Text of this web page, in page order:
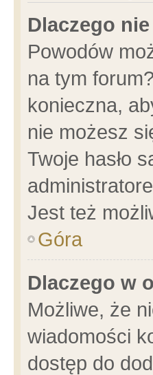
Dlaczego
Powodów
na tym
konieczna,
nie możesz
Twoje hasło
Jest też
Góra
Dlaczego w
Możliwe, że
wiadomości
dostęp do